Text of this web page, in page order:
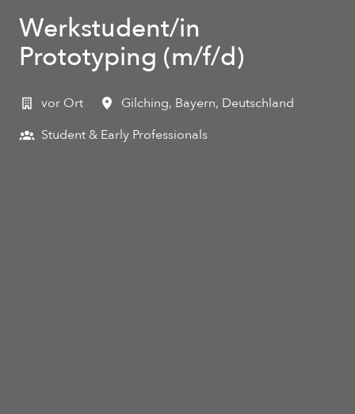
Werkstudent/in
Prototyping (m/f/d)
vor Ort Gilching, Bayern, Deutschland
Student & Early Professionals